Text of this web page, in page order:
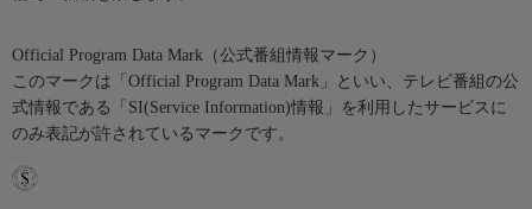
Official Program Data Mark（公式番組情報マーク）
このマークは「Official Program Data Mark」といい、テレビ番組の公
式情報である「SI(Service Information)情報」を利用したサービスに
のみ表記が許されているマークです。